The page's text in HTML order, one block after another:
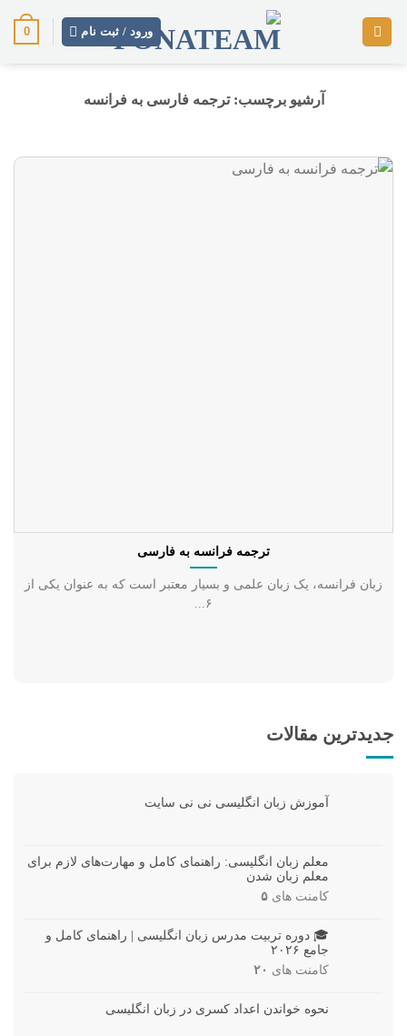
ورود / ثبت نام 0
آرشیو برچسب:ترجمه فارسی به فرانسه
جدیدترین مقالات
آموزش زبان انگلیسی نی نی سایت
معلم زبان انگلیسی: راهنمای کامل و مهارت‌های لازم برای
معلم زبان شدن
کامنت های ۵
🎓 دوره تربیت مدرس زبان انگلیسی | راهنمای کامل و
جامع ۲۰۲۶
کامنت های ۲۰
نحوه خواندن اعداد کسری در زبان انگلیسی
ترجمه فرانسه به فارسی
زبان فرانسه، یک زبان علمی و بسیار معتبر است که به عنوان یکی از
۶...